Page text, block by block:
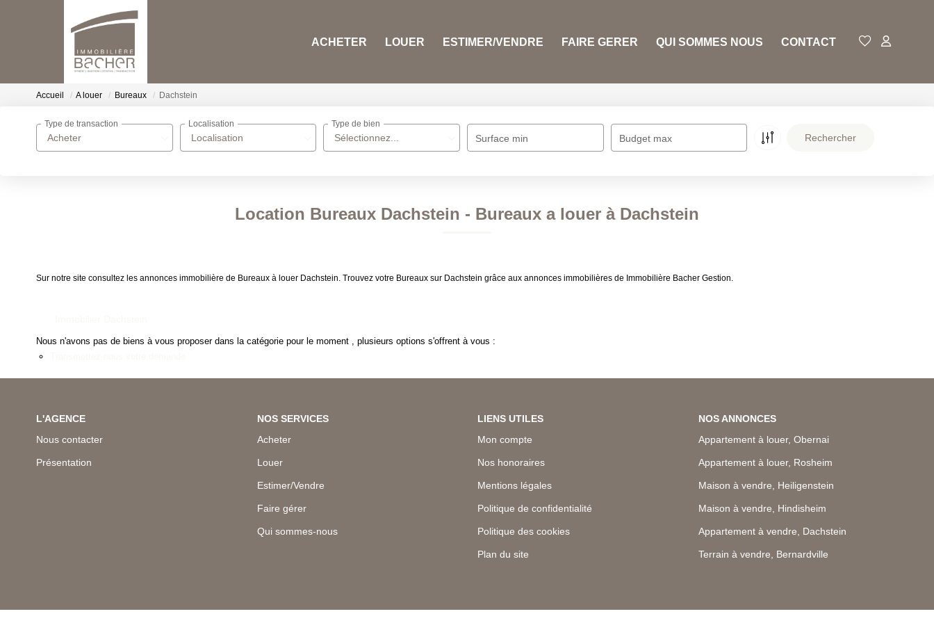
ACHETER LOUER ESTIMER/VENDRE FAIRE GERER QUI SOMMES NOUS CONTACT
Accueil A louer Bureaux Dachstein
Acheter
Type de transaction
Localisation
Localisation
Sélectionnez...
Type de bien
Surface min Budget max
Location Bureaux Dachstein - Bureaux a louer à Dachstein
Sur notre site consultez les annonces immobilière de Bureaux à louer Dachstein. Trouvez votre Bureaux sur Dachstein grâce aux annonces immobilières de Immobilière Bacher Gestion.
Nous n'avons pas de biens à vous proposer dans la catégorie pour le moment , plusieurs options s'offrent à vous :
L'AGENCE
Nous contacter
Présentation
NOS SERVICES
Acheter
Louer
Estimer/Vendre
Faire gérer
Qui sommes-nous
LIENS UTILES
Mon compte
Nos honoraires
Mentions légales
Politique de confidentialité
Politique des cookies
Plan du site
NOS ANNONCES
Appartement à louer, Obernai
Appartement à louer, Rosheim
Maison à vendre, Heiligenstein
Maison à vendre, Hindisheim
Appartement à vendre, Dachstein
Terrain à vendre, Bernardville